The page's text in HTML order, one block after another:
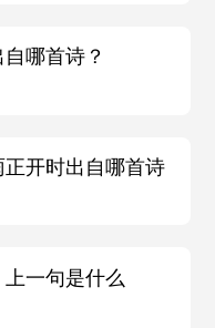
哪首诗？
开时出自哪首诗
一句是什么